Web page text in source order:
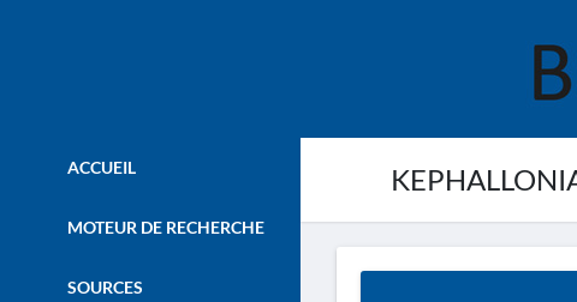
ACCUEIL
MOTEUR DE RECHERCHE
SOURCES